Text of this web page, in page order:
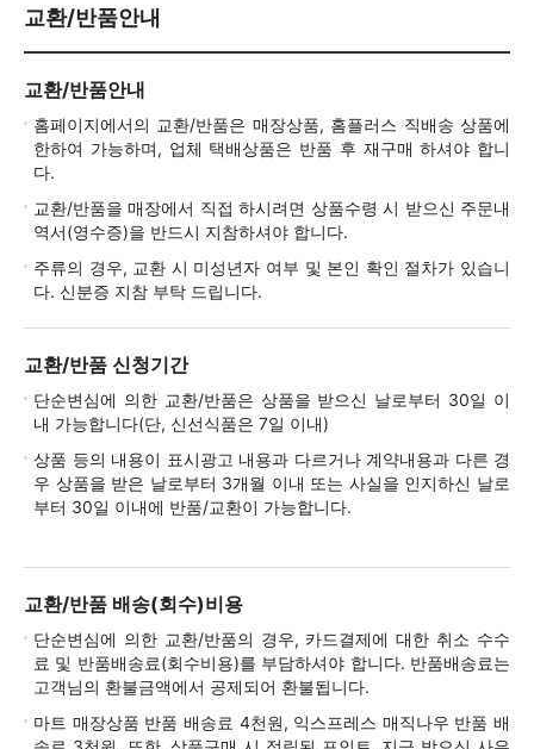
교환/반품안내
교환/반품안내
홈페이지에서의 교환/반품은 매장상품, 홈플러스 직배송 상품에
한하여 가능하며, 업체 택배상품은 반품 후 재구매 하셔야 합니
다.
교환/반품을 매장에서 직접 하시려면 상품수령 시 받으신 주문내
역서(영수증)을 반드시 지참하셔야 합니다.
주류의 경우, 교환 시 미성년자 여부 및 본인 확인 절차가 있습니
다. 신분증 지참 부탁 드립니다.
교환/반품 신청기간
단순변심에 의한 교환/반품은 상품을 받으신 날로부터 30일 이
내 가능합니다(단, 신선식품은 7일 이내)
상품 등의 내용이 표시광고 내용과 다르거나 계약내용과 다른 경
우 상품을 받은 날로부터 3개월 이내 또는 사실을 인지하신 날로
부터 30일 이내에 반품/교환이 가능합니다.
교환/반품 배송(회수)비용
단순변심에 의한 교환/반품의 경우, 카드결제에 대한 취소 수수
료 및 반품배송료(회수비용)를 부담하셔야 합니다. 반품배송료는
고객님의 환불금액에서 공제되어 환불됩니다.
마트 매장상품 반품 배송료 4천원, 익스프레스 매직나우 반품 배